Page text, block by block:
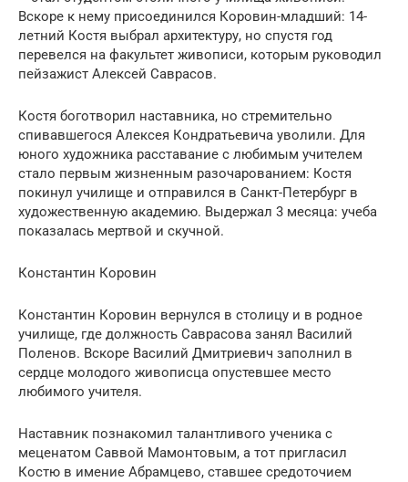
Вскоре к нему присоединился Коровин-младший: 14-
летний Костя выбрал архитектуру, но спустя год
перевелся на факультет живописи, которым руководил
пейзажист Алексей Саврасов.
Костя боготворил наставника, но стремительно
спивавшегося Алексея Кондратьевича уволили. Для
юного художника расставание с любимым учителем
стало первым жизненным разочарованием: Костя
покинул училище и отправился в Санкт-Петербург в
художественную академию. Выдержал 3 месяца: учеба
показалась мертвой и скучной.
Константин Коровин
Константин Коровин вернулся в столицу и в родное
училище, где должность Саврасова занял Василий
Поленов. Вскоре Василий Дмитриевич заполнил в
сердце молодого живописца опустевшее место
любимого учителя.
Наставник познакомил талантливого ученика с
меценатом Саввой Мамонтовым, а тот пригласил
Костю в имение Абрамцево, ставшее средоточием